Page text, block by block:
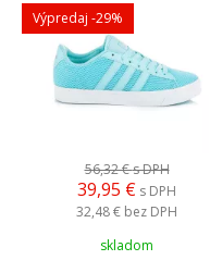
Výpredaj -29%
56,32 €s DPH
39,95 € s DPH
32,48 € bez DPH
skladom